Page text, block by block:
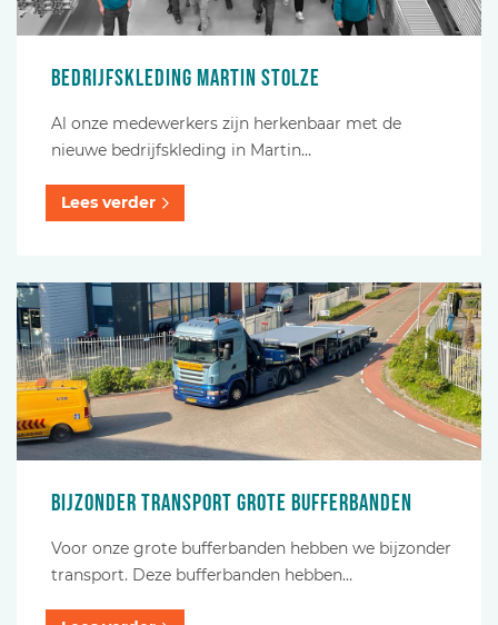
Bedrijfskleding Martin Stolze
Al onze medewerkers zijn herkenbaar met de
nieuwe bedrijfskleding in Martin…
Lees verder
Bijzonder transport grote bufferbanden
Voor onze grote bufferbanden hebben we bijzonder
transport. Deze bufferbanden hebben…